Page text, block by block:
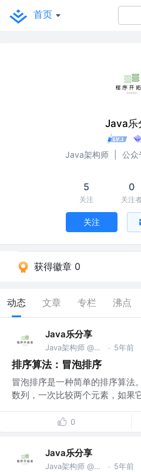
首页
Java乐
Java架构师 公众
5
关注
0
关注
关注
获得徽章 0
动态 文章 专栏 沸点
Java乐分享
Java架构师 @公众号：Java乐分享 · 5年前
排序算法：冒泡排序
冒泡排序是一种简单的排序算法
数列，一次比较两个元素，如果
0
Java乐分享
Java架构师 @公众号：Java乐分享 · 5年前